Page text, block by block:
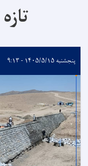
پنجشنبه ۱۴۰۵/۵/۱۵ - ۹:۱۳